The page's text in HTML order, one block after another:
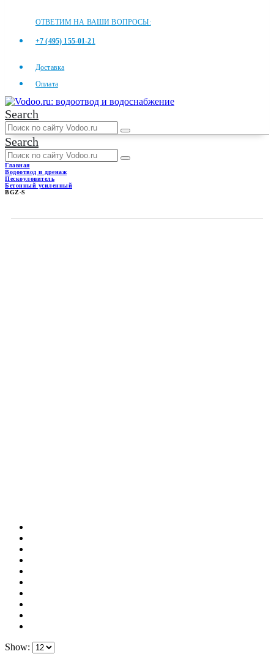
ОТВЕТИМ НА ВАШИ ВОПРОСЫ:
+7 (495) 155-01-21
Доставка
Оплата
Search
Search
Главная
Водоотвод и дренаж
Пескоуловитель
Бетонный усиленный
BGZ-S
Show: